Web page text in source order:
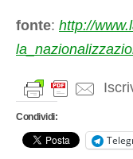
fonte: http://
Condividi: